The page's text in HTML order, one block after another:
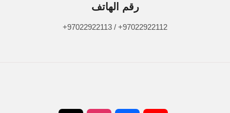
رقم الهاتف
+97022922113 / +97022922112